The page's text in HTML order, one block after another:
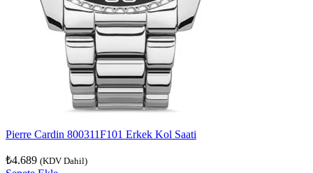
Pierre Cardin 800311F101 Erkek Kol Saati
₺4.689 (KDV Dahil)